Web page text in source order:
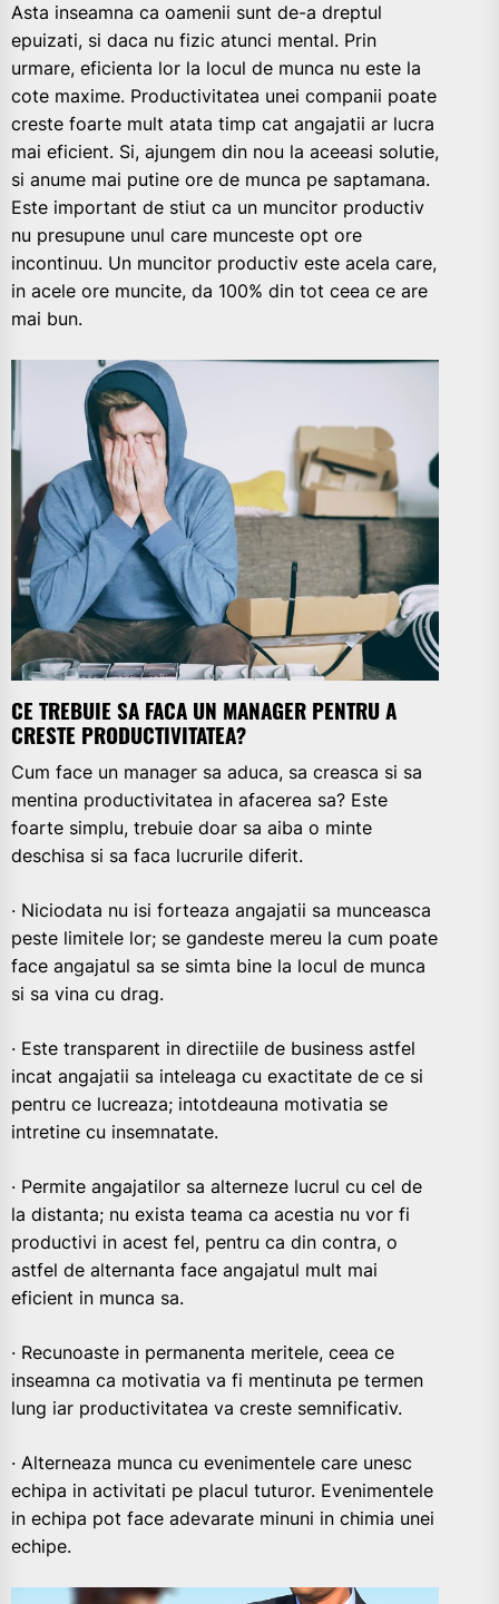
Asta inseamna ca oamenii sunt de-a dreptul
epuizati, si daca nu fizic atunci mental. Prin
urmare, eficienta lor la locul de munca nu este la
cote maxime. Productivitatea unei companii poate
creste foarte mult atata timp cat angajatii ar lucra
mai eficient. Si, ajungem din nou la aceeasi solutie,
si anume mai putine ore de munca pe saptamana.
Este important de stiut ca un muncitor productiv
nu presupune unul care munceste opt ore
incontinuu. Un muncitor productiv este acela care,
in acele ore muncite, da 100% din tot ceea ce are
mai bun.
CE TREBUIE SA FACA UN MANAGER PENTRU A
CRESTE PRODUCTIVITATEA?
Cum face un manager sa aduca, sa creasca si sa
mentina productivitatea in afacerea sa? Este
foarte simplu, trebuie doar sa aiba o minte
deschisa si sa faca lucrurile diferit.
· Niciodata nu isi forteaza angajatii sa munceasca
peste limitele lor; se gandeste mereu la cum poate
face angajatul sa se simta bine la locul de munca
si sa vina cu drag.
· Este transparent in directiile de business astfel
incat angajatii sa inteleaga cu exactitate de ce si
pentru ce lucreaza; intotdeauna motivatia se
intretine cu insemnatate.
· Permite angajatilor sa alterneze lucrul cu cel de
la distanta; nu exista teama ca acestia nu vor fi
productivi in acest fel, pentru ca din contra, o
astfel de alternanta face angajatul mult mai
eficient in munca sa.
· Recunoaste in permanenta meritele, ceea ce
inseamna ca motivatia va fi mentinuta pe termen
lung iar productivitatea va creste semnificativ.
· Alterneaza munca cu evenimentele care unesc
echipa in activitati pe placul tuturor. Evenimentele
in echipa pot face adevarate minuni in chimia unei
echipe.